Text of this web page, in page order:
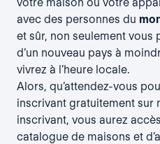
avec des personnes du
et sûr, non seulement vous
d’un nouveau pays à
vivrez à l’heure locale.
Alors, qu’attendez-vous
inscrivant gratuitement sur
inscrivant, vous aurez
catalogue de maisons et